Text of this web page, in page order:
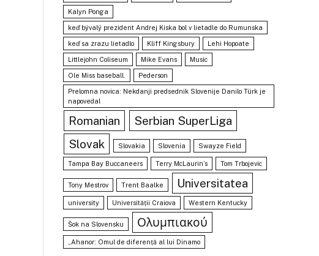
Kalyn Ponga
keď bývalý prezident Andrej Kiska bol v lietadle do Rumunska
keď sa zrazu lietadlo Kliff Kingsbury Lehi Hopoate
Littlejohn Coliseum Mike Evans Music
Ole Miss baseball. Pederson
Prelomna novica: Nekdanji predsednik Slovenije Danilo Türk je
napovedal
Romanian
Serbian SuperLiga
Slovak
Slovakia Slovenia Swayze Field
Tampa Bay Buccaneers Terry McLaurin’s Tom Trbojevic
Tony Mestrov Trent Baalke Universitatea
university Universității Craiova Western Kentucky
Šok na Slovensku Ολυμπιακού
„Ahanor: Omul de diferență al lui Dinamo